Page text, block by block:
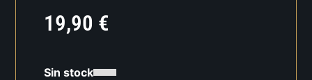
19,90 €
Sin stock